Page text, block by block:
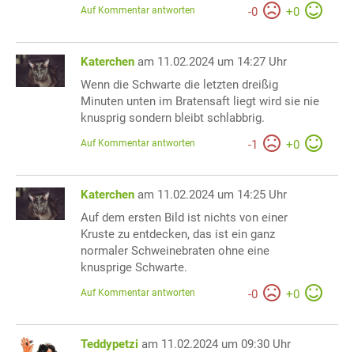
-0 +0
Auf Kommentar antworten
Katerchen am 11.02.2024 um 14:27 Uhr
Wenn die Schwarte die letzten dreißig
Minuten unten im Bratensaft liegt wird sie nie
knusprig sondern bleibt schlabbrig.
-1 +0
Auf Kommentar antworten
Katerchen am 11.02.2024 um 14:25 Uhr
Auf dem ersten Bild ist nichts von einer
Kruste zu entdecken, das ist ein ganz
normaler Schweinebraten ohne eine
knusprige Schwarte.
-0 +0
Auf Kommentar antworten
Teddypetzi am 11.02.2024 um 09:30 Uhr